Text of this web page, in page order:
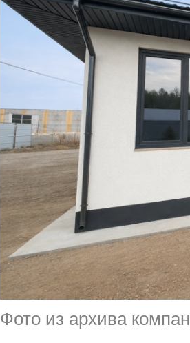
Фото из архива